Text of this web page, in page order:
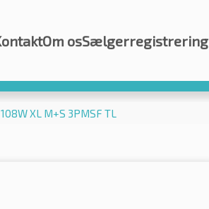
Om osSælgerregistrering
XL M+S 3PMSF TL